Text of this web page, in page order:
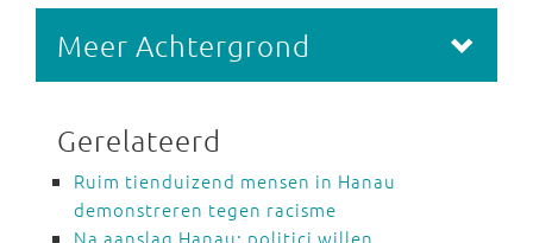
Meer Achtergrond
Gerelateerd
Ruim tienduizend mensen in Hanau
demonstreren tegen racisme
Na aanslag Hanau: politici willen